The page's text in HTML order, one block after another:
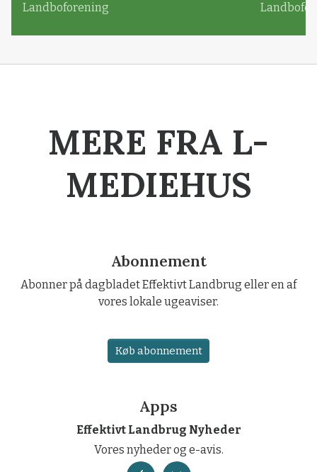
Landboforening
MERE FRA L-
MEDIEHUS
Abonnement
Abonner på dagbladet Effektivt Landbrug eller en af
vores lokale ugeaviser.
Køb abonnement
Apps
Effektivt Landbrug Nyheder
Vores nyheder og e-avis.